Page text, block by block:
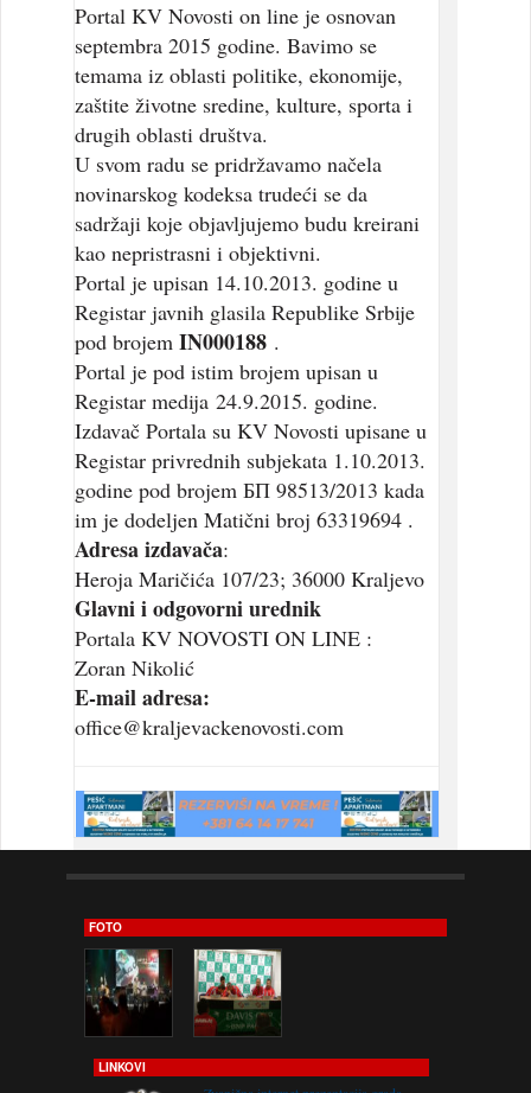
Portal KV Novosti on line je osnovan
septembra 2015 godine. Bavimo se
temama iz oblasti politike, ekonomije,
zaštite životne sredine, kulture, sporta i
drugih oblasti društva.
U svom radu se pridržavamo načela
novinarskog kodeksa trudeći se da
sadržaji koje objavljujemo budu kreirani
kao nepristrasni i objektivni.
Portal je upisan 14.10.2013. godine u
Registar javnih glasila Republike Srbije
pod brojemIN000188 .
Portal je pod istim brojem upisan u
Registar medija 24.9.2015. godine.
Izdavač Portala su KV Novosti upisane u
Registar privrednih subjekata 1.10.2013.
godine pod brojem БП 98513/2013 kada
im je dodeljen Matični broj 63319694 .
Adresa izdavača:
Heroja Maričića 107/23; 36000 Kraljevo
Glavni i odgovorni urednik
Portala KV NOVOSTI ON LINE :
Zoran Nikolić
E-mail adresa:
office@kraljevackenovosti.com
FOTO
LINKOVI